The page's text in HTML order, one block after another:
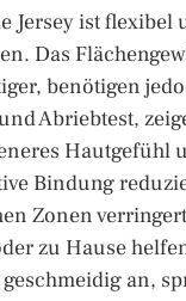
ist
Das
benötigen
Abriebtest,
Hautgefühl
Bindung
Zonen
zu Hause
an,